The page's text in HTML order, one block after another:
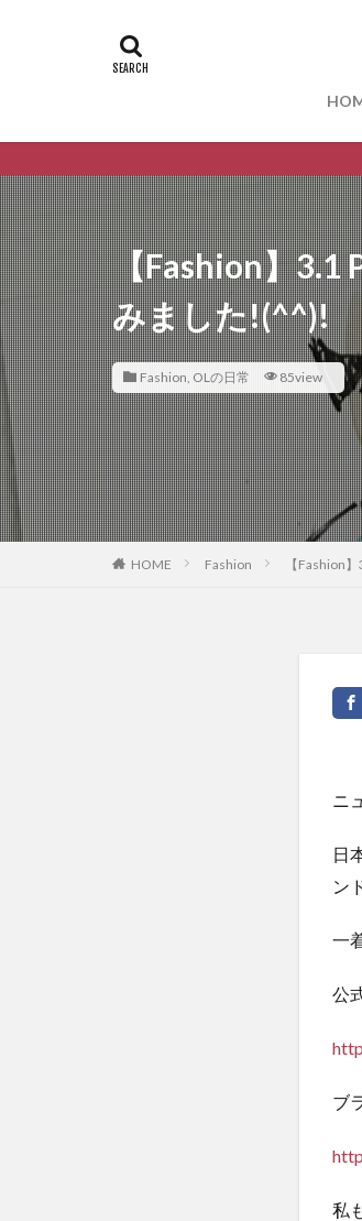
【Fashion】3.1
みました!(^^)!
Fashion, OLの日常 85view
HOME Fashion 【Fashion
ニ
日
ン
一
公
ブ
私